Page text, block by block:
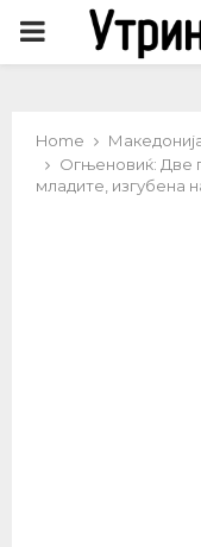
PRIMARY
Home
Огњеновиќ: Две
младите, изгубена